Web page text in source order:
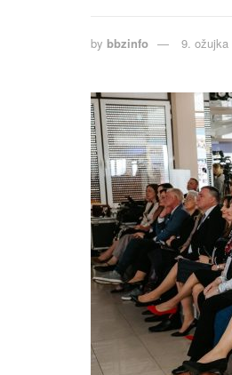
by bbzinfo 9. ožujka